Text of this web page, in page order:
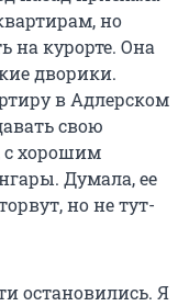
но
на курорте. Она
дворики.
в Адлерском
свою
хорошим
Думала, ее
но не тут-
остановились. Я